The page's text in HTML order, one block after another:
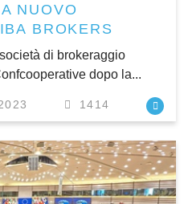
NUOVO
BROKERS
di brokeraggio
dopo la...
1414